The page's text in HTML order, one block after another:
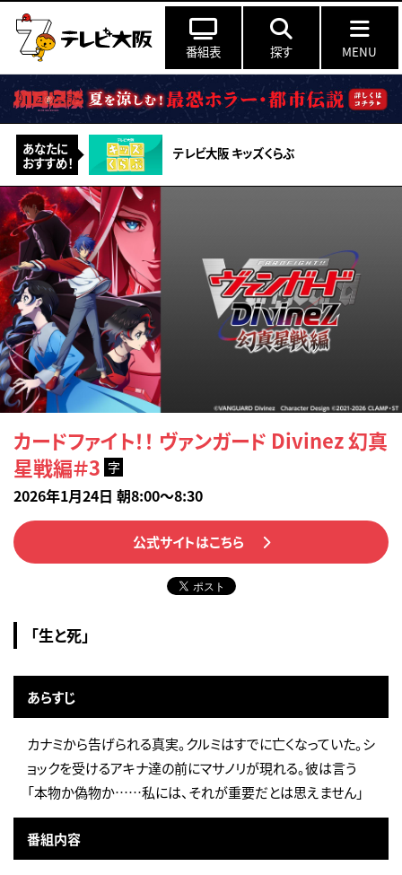
番組表 探す MENU
あなたに
おすすめ！
テレビ大阪 キッズくらぶ
カードファイト！！ ヴァンガード Divinez 幻真
星戦編＃3 字
2026年1月24日 朝8:00～8:30
公式サイトはこちら
「生と死」
あらすじ
カナミから告げられる真実。クルミはすでに亡くなっていた。シ
ョックを受けるアキナ達の前にマサノリが現れる。彼は言う
「本物か偽物か……私には、それが重要だとは思えません」
番組内容